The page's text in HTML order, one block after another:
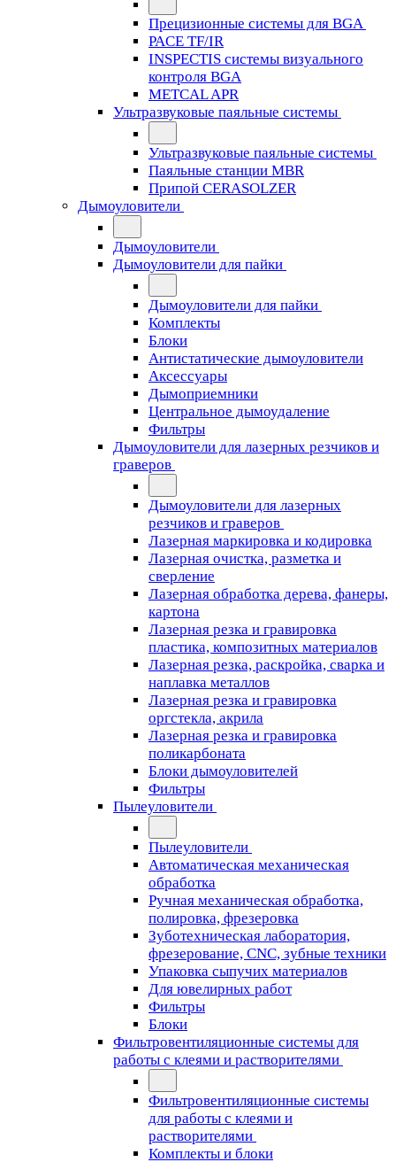
Прецизионные системы для BGA
PACE TF/IR
INSPECTIS системы визуального
контроля BGA
METCAL APR
Ультразвуковые паяльные системы
Ультразвуковые паяльные системы
Паяльные станции MBR
Припой CERASOLZER
Дымоуловители
Дымоуловители
Дымоуловители для пайки
Дымоуловители для пайки
Комплекты
Блоки
Антистатические дымоуловители
Аксессуары
Дымоприемники
Центральное дымоудаление
Фильтры
Дымоуловители для лазерных резчиков и
граверов
Дымоуловители для лазерных
резчиков и граверов
Лазерная маркировка и кодировка
Лазерная очистка, разметка и
сверление
Лазерная обработка дерева, фанеры,
картона
Лазерная резка и гравировка
пластика, композитных материалов
Лазерная резка, раскройка, сварка и
наплавка металлов
Лазерная резка и гравировка
оргстекла, акрила
Лазерная резка и гравировка
поликарбоната
Блоки дымоуловителей
Фильтры
Пылеуловители
Пылеуловители
Автоматическая механическая
обработка
Ручная механическая обработка,
полировка, фрезеровка
Зуботехническая лаборатория,
фрезерование, CNC, зубные техники
Упаковка сыпучих материалов
Для ювелирных работ
Фильтры
Блоки
Фильтровентиляционные системы для
работы с клеями и растворителями
Фильтровентиляционные системы
для работы с клеями и
растворителями
Комплекты и блоки